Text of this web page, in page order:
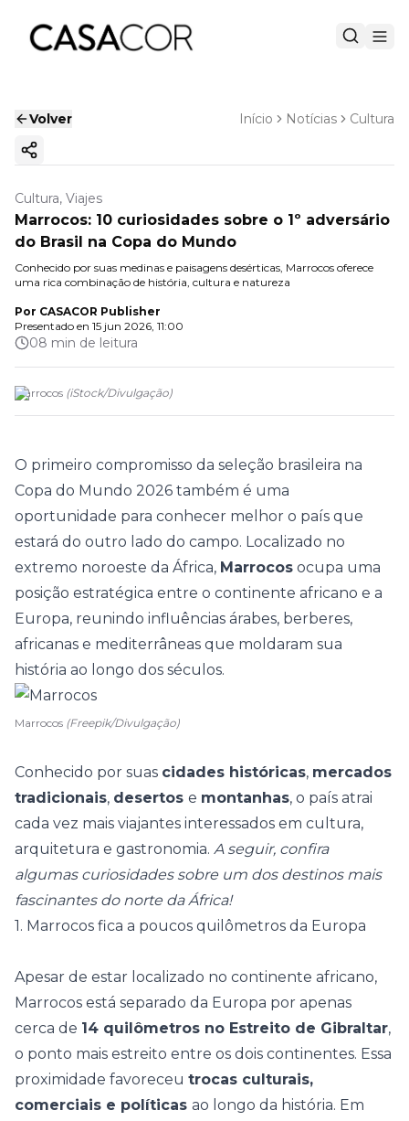
Volver Início Notícias Cultura
Copiar enlace
Cultura, Viajes
Marrocos: 10 curiosidades sobre o 1º adversário
do Brasil na Copa do Mundo
Conhecido por suas medinas e paisagens desérticas, Marrocos oferece
uma rica combinação de história, cultura e natureza
Por CASACOR Publisher
Presentado en 15 jun 2026, 11:00
08 min de leitura
Marrocos (iStock/Divulgação)
O primeiro compromisso da seleção brasileira na
Copa do Mundo 2026 também é uma
oportunidade para conhecer melhor o país que
estará do outro lado do campo. Localizado no
extremo noroeste da África, Marrocos ocupa uma
posição estratégica entre o continente africano e a
Europa, reunindo influências árabes, berberes,
africanas e mediterrâneas que moldaram sua
história ao longo dos séculos.
Marrocos (Freepik/Divulgação)
Conhecido por suas cidades históricas, mercados
tradicionais, desertos e montanhas, o país atrai
cada vez mais viajantes interessados em cultura,
arquitetura e gastronomia. A seguir, confira
algumas curiosidades sobre um dos destinos mais
fascinantes do norte da África!
1. Marrocos fica a poucos quilômetros da Europa
Apesar de estar localizado no continente africano,
Marrocos está separado da Europa por apenas
cerca de 14 quilômetros no Estreito de Gibraltar,
o ponto mais estreito entre os dois continentes. Essa
proximidade favoreceu trocas culturais,
comerciais e políticas ao longo da história. Em